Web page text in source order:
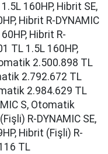
160HP, Hibrit SE,
Hibrit R-DYNAMIC
Hibrit R-
TL 1.5L 160HP,
2.500.898 TL
2.792.672 TL
2.984.629 TL
S, Otomatik
R-DYNAMIC SE,
Hibrit (Fişli) R-
TL